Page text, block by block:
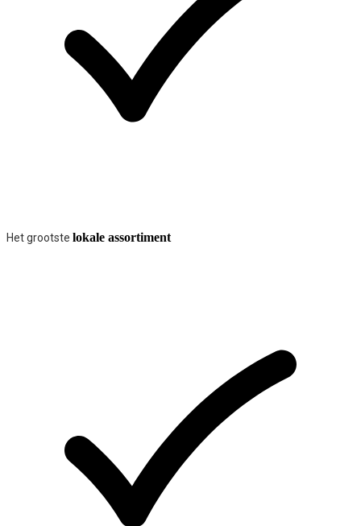
Het grootste lokale assortiment